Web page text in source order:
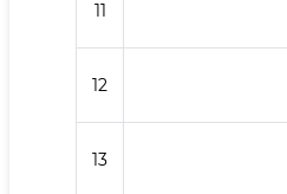
11
12
13